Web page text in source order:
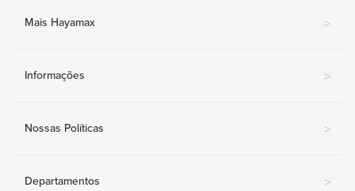
Mais Hayamax >
Informações >
Nossas Políticas >
Departamentos >